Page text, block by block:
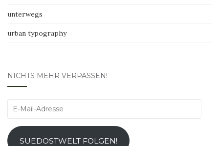
unterwegs
urban typography
NICHTS MEHR VERPASSEN!
E-
Adresse
SUEDOSTWELT FOLGEN!